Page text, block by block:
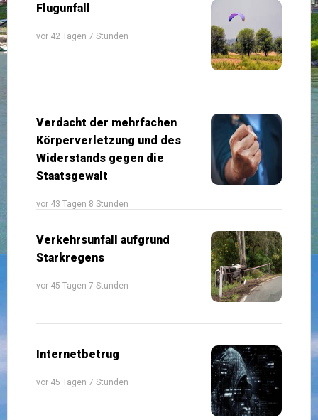
Flugunfall
vor 42 Tagen 7 Stunden
Verdacht der mehrfachen
Körperverletzung und des
Widerstands gegen die
Staatsgewalt
vor 43 Tagen 8 Stunden
Verkehrsunfall aufgrund
Starkregens
vor 45 Tagen 7 Stunden
Internetbetrug
vor 45 Tagen 7 Stunden